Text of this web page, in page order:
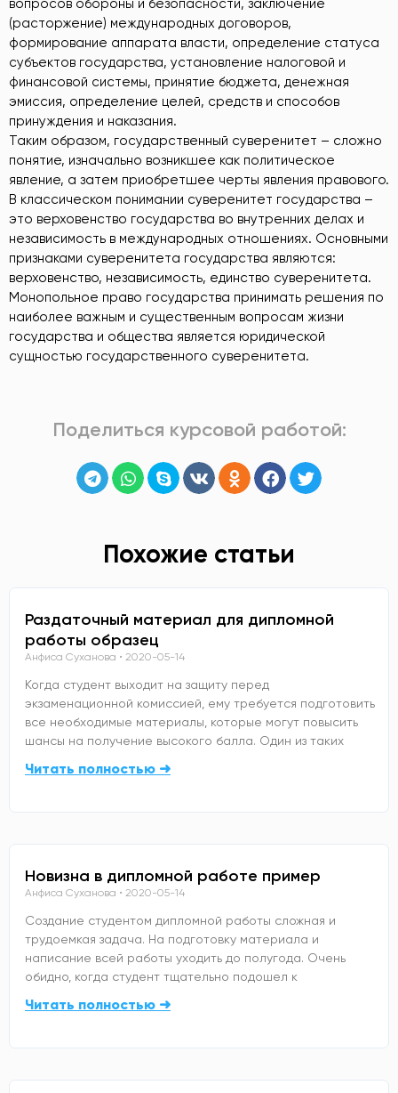
вопросов обороны и безопасности, заключение
(расторжение) международных договоров,
формирование аппарата власти, определение статуса
субъектов государства, установление налоговой и
финансовой системы, принятие бюджета, денежная
эмиссия, определение целей, средств и способов
принуждения и наказания.
Таким образом, государственный суверенитет – сложно
понятие, изначально возникшее как политическое
явление, а затем приобретшее черты явления правового.
В классическом понимании суверенитет государства –
это верховенство государства во внутренних делах и
независимость в международных отношениях. Основными
признаками суверенитета государства являются:
верховенство, независимость, единство суверенитета.
Монопольное право государства принимать решения по
наиболее важным и существенным вопросам жизни
государства и общества является юридической
сущностью государственного суверенитета.
Поделиться курсовой работой:
Похожие статьи
Раздаточный материал для дипломной
работы образец
Анфиса Суханова 2020-05-14
Когда студент выходит на защиту перед
экзаменационной комиссией, ему требуется подготовить
все необходимые материалы, которые могут повысить
шансы на получение высокого балла. Один из таких
Читать полностью ➜
Новизна в дипломной работе пример
Анфиса Суханова 2020-05-14
Создание студентом дипломной работы сложная и
трудоемкая задача. На подготовку материала и
написание всей работы уходить до полугода. Очень
обидно, когда студент тщательно подошел к
Читать полностью ➜